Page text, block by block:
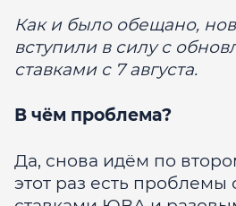
Как и было обещано,
вступили в силу с
ставками с 7 августа.
В чём проблема?
Да, снова идём по
этот раз есть